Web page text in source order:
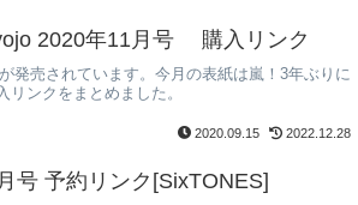
2020年11月号 購入リンク
発売されています。今月の表紙は嵐！3年ぶりに
リンクをまとめました。
2020.09.15 2022.12.28
号 予約リンク[SixTONES]